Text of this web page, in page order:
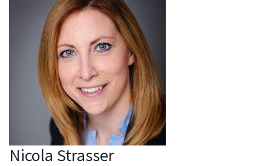
Nicola Strasser